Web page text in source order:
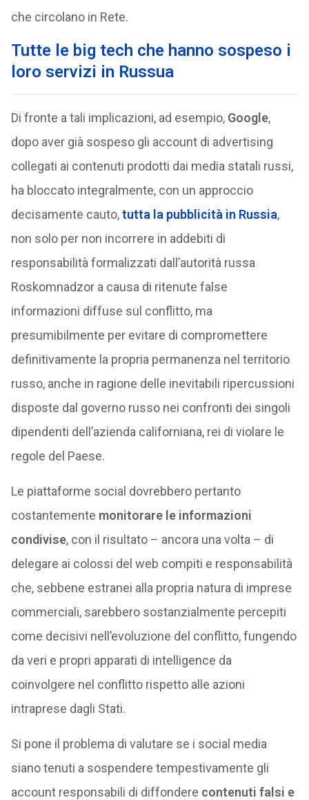
che circolano in Rete.
Tutte le big tech che hanno sospeso i
loro servizi in Russua
Di fronte a tali implicazioni, ad esempio, Google,
dopo aver già sospeso gli account di advertising
collegati ai contenuti prodotti dai media statali russi,
ha bloccato integralmente, con un approccio
decisamente cauto,tutta la pubblicità in Russia,
non solo per non incorrere in addebiti di
responsabilità formalizzati dall’autorità russa
Roskomnadzor a causa di ritenute false
informazioni diffuse sul conflitto, ma
presumibilmente per evitare di compromettere
definitivamente la propria permanenza nel territorio
russo, anche in ragione delle inevitabili ripercussioni
disposte dal governo russo nei confronti dei singoli
dipendenti dell’azienda californiana, rei di violare le
regole del Paese.
Le piattaforme social dovrebbero pertanto
costantemente monitorare le informazioni
condivise, con il risultato – ancora una volta – di
delegare ai colossi del web compiti e responsabilità
che, sebbene estranei alla propria natura di imprese
commerciali, sarebbero sostanzialmente percepiti
come decisivi nell’evoluzione del conflitto, fungendo
da veri e propri apparati di intelligence da
coinvolgere nel conflitto rispetto alle azioni
intraprese dagli Stati.
Si pone il problema di valutare se i social media
siano tenuti a sospendere tempestivamente gli
account responsabili di diffondere contenuti falsi e